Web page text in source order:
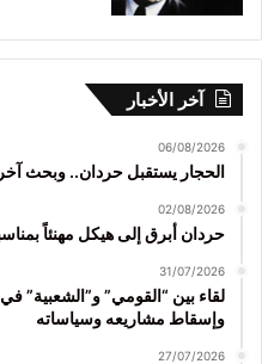
آخر الأخبار
06/08/2026
الحجار يستقبل حردان.. وبحث
02/08/2026
حردان أبرق إلى هيكل مهنئاً
31/07/2026
لقاء بين “القومي” و”الشعبية”
وإسقاط مشاريعه وسياساته
27/07/2026